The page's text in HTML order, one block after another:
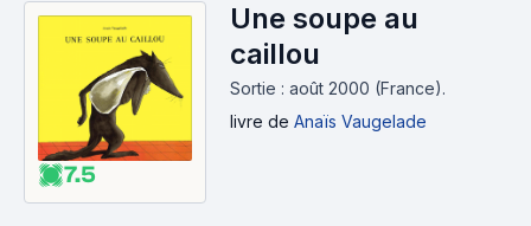
7.5
Une soupe au
caillou
Sortie : août 2000 (France).
livre de Anaïs Vaugelade